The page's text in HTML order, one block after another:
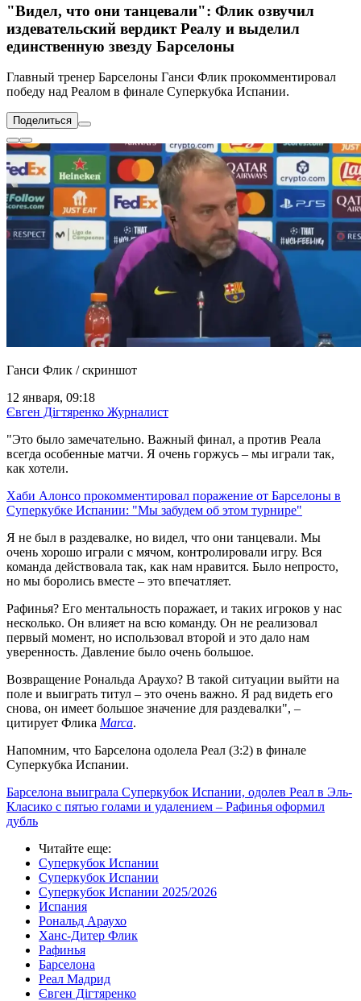
"Видел, что они танцевали": Флик озвучил
издевательский вердикт Реалу и выделил
единственную звезду Барселоны
Главный тренер Барселоны Ганси Флик прокомментировал
победу над Реалом в финале Суперкубка Испании.
Поделиться
Ганси Флик / скриншот
12 января, 09:18
Євген Дігтяренко Журналист
"Это было замечательно. Важный финал, а против Реала
всегда особенные матчи. Я очень горжусь – мы играли так,
как хотели.
Хаби Алонсо прокомментировал поражение от Барселоны в
Суперкубке Испании: "Мы забудем об этом турнире"
Я не был в раздевалке, но видел, что они танцевали. Мы
очень хорошо играли с мячом, контролировали игру. Вся
команда действовала так, как нам нравится. Было непросто,
но мы боролись вместе – это впечатляет.
Рафинья? Его ментальность поражает, и таких игроков у нас
несколько. Он влияет на всю команду. Он не реализовал
первый момент, но использовал второй и это дало нам
уверенность. Давление было очень большое.
Возвращение Рональда Араухо? В такой ситуации выйти на
поле и выиграть титул – это очень важно. Я рад видеть его
снова, он имеет большое значение для раздевалки", –
цитирует Флика Marca.
Напомним, что Барселона одолела Реал (3:2) в финале
Суперкубка Испании.
Барселона выиграла Суперкубок Испании, одолев Реал в Эль-
Класико с пятью голами и удалением – Рафинья оформил
дубль
Читайте еще:
Суперкубок Испании
Суперкубок Испании
Суперкубок Испании 2025/2026
Испания
Рональд Араухо
Ханс-Дитер Флик
Рафинья
Барселона
Реал Мадрид
Євген Дігтяренко